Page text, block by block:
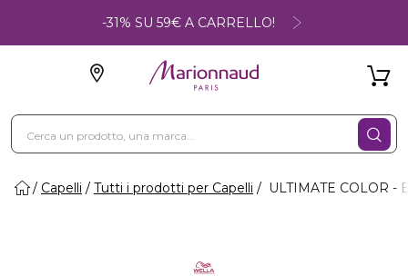
-31% SU 59€ A CARRELLO!
Capelli Tutti i prodotti per Capelli ULTIMATE COLOR -